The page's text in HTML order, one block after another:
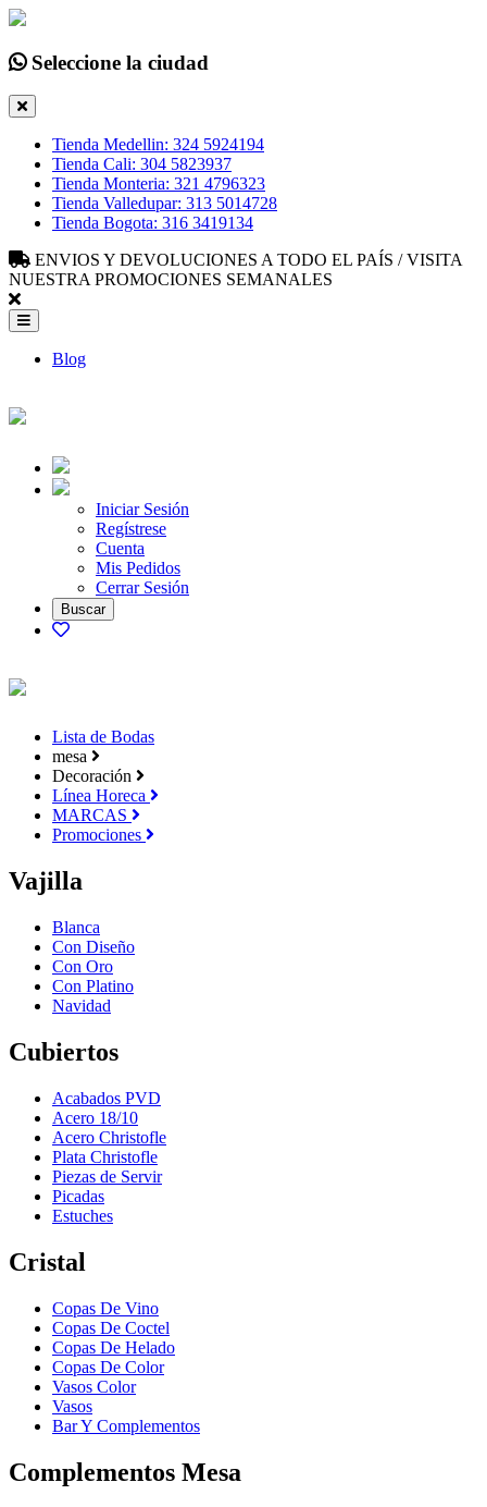
Seleccione la ciudad
Tienda Medellin: 324 5924194
Tienda Cali: 304 5823937
Tienda Monteria: 321 4796323
Tienda Valledupar: 313 5014728
Tienda Bogota: 316 3419134
ENVIOS Y DEVOLUCIONES A TODO EL PAÍS / VISITA
NUESTRA PROMOCIONES SEMANALES
Blog
Iniciar Sesión
Regístrese
Cuenta
Mis Pedidos
Cerrar Sesión
Lista de Bodas
mesa
Decoración
Línea Horeca
MARCAS
Promociones
Vajilla
Blanca
Con Diseño
Con Oro
Con Platino
Navidad
Cubiertos
Acabados PVD
Acero 18/10
Acero Christofle
Plata Christofle
Piezas de Servir
Picadas
Estuches
Cristal
Copas De Vino
Copas De Coctel
Copas De Helado
Copas De Color
Vasos Color
Vasos
Bar Y Complementos
Complementos Mesa